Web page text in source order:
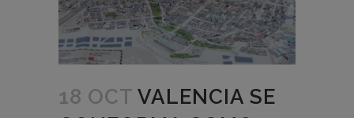
18 OCT VALENCIA SE